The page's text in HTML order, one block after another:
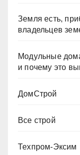
Земля есть,
владельцев
Модульные
и почему это
ДомСтрой
Все строй
Техпром-Эксим